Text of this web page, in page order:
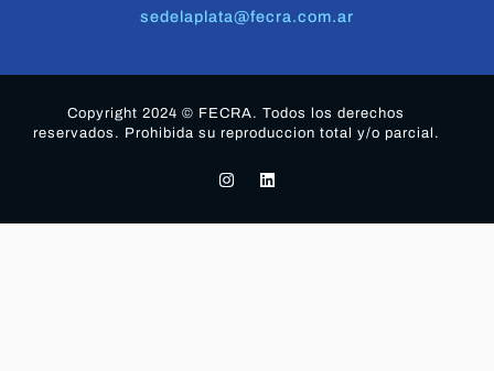
sedelaplata@fecra.com.ar
Copyright 2024 © FECRA. Todos los derechos
reservados. Prohibida su reproduccion total y/o parcial.